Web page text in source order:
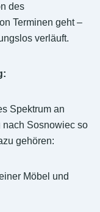
des
Terminen geht –
verläuft.
Spektrum an
nach Sosnowiec so
gehören:
Möbel und